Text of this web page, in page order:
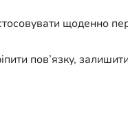
щоденно
пов’язку,